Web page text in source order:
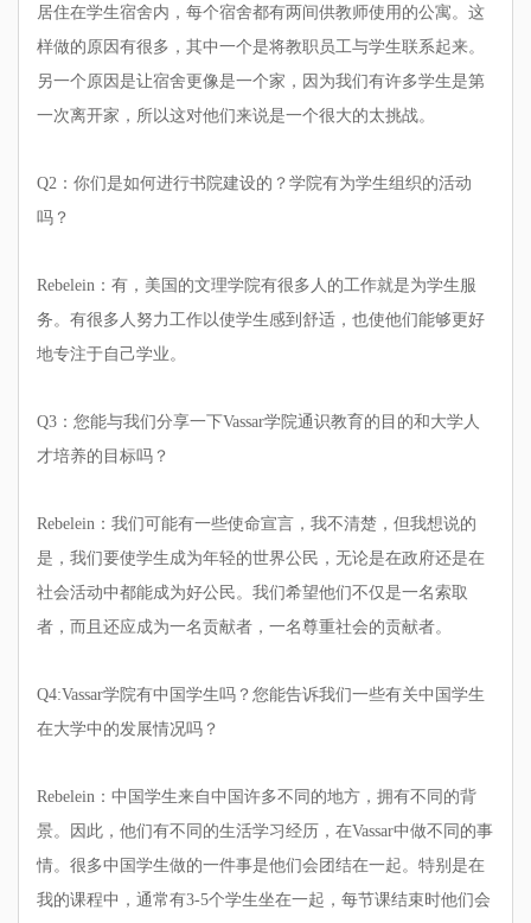
居住在学生宿舍内，每个宿舍都有两间供教师使用的公寓。这
样做的原因有很多，其中一个是将教职员工与学生联系起来。
另一个原因是让宿舍更像是一个家，因为我们有许多学生是第
一次离开家，所以这对他们来说是一个很大的太挑战。
Q2：你们是如何进行书院建设的？学院有为学生组织的活动
吗？
Rebelein：有，美国的文理学院有很多人的工作就是为学生服
务。有很多人努力工作以使学生感到舒适，也使他们能够更好
地专注于自己学业。
Q3：您能与我们分享一下Vassar学院通识教育的目的和大学人
才培养的目标吗？
Rebelein：我们可能有一些使命宣言，我不清楚，但我想说的
是，我们要使学生成为年轻的世界公民，无论是在政府还是在
社会活动中都能成为好公民。我们希望他们不仅是一名索取
者，而且还应成为一名贡献者，一名尊重社会的贡献者。
Q4:Vassar学院有中国学生吗？您能告诉我们一些有关中国学生
在大学中的发展情况吗？
Rebelein：中国学生来自中国许多不同的地方，拥有不同的背
景。因此，他们有不同的生活学习经历，在Vassar中做不同的事
情。很多中国学生做的一件事是他们会团结在一起。特别是在
我的课程中，通常有3-5个学生坐在一起，每节课结束时他们会